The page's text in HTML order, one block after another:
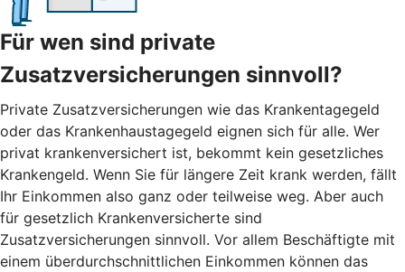
Für wen sind private
Zusatzversicherungen sinnvoll?
Private Zusatzversicherungen wie das Krankentagegeld
oder das Krankenhaustagegeld eignen sich für alle. Wer
privat krankenversichert ist, bekommt kein gesetzliches
Krankengeld. Wenn Sie für längere Zeit krank werden, fällt
Ihr Einkommen also ganz oder teilweise weg. Aber auch
für gesetzlich Krankenversicherte sind
Zusatzversicherungen sinnvoll. Vor allem Beschäftigte mit
einem überdurchschnittlichen Einkommen können das